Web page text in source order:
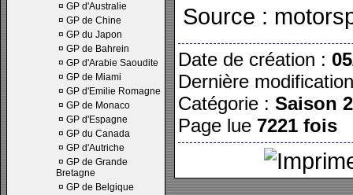
¤ GP d'Australie
¤ GP de Chine
¤ GP du Japon
¤ GP de Bahrein
¤ GP d'Arabie Saoudite
¤ GP de Miami
¤ GP d'Emilie Romagne
¤ GP de Monaco
¤ GP d'Espagne
¤ GP du Canada
¤ GP d'Autriche
¤ GP de Grande
Bretagne
¤ GP de Belgique
Source :
Date de création :
Dernière
Catégorie : Saison
Page lue 7221 fois